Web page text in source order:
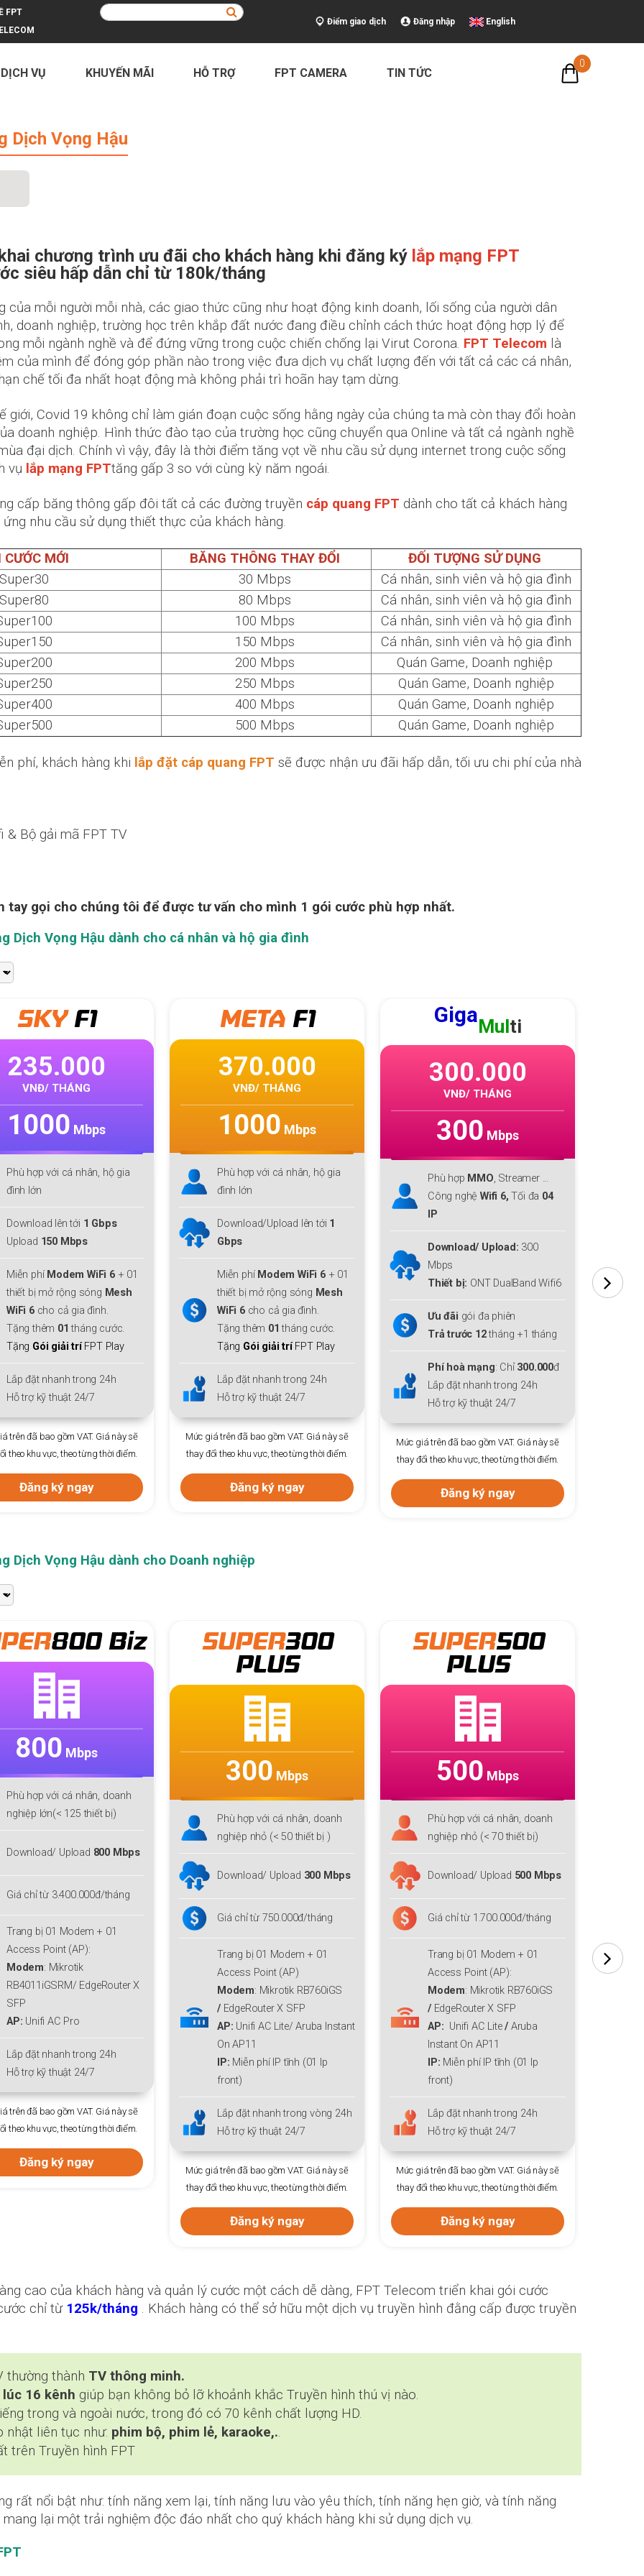
FPT
Điểm giao dịch Đăng nhập English
VỤ KHUYẾN MÃI HỖ TRỢ FPT CAMERA TIN TỨC
0
Dịch Vọng Hậu
chương trình ưu đãi cho khách hàng khi đăng ký lắp mạng FPT
siêu hấp dẫn chỉ từ 180k/tháng
mỗi người mỗi nhà, các giao thức cũng như hoạt động kinh doanh, lối sống của người dân
doanh nghiệp, trường học trên khắp đất nước đang điều chỉnh cách thức hoạt động hợp lý để
mỗi ngành nghề và để đứng vững trong cuộc chiến chống lại Virut Corona. FPT Telecom là
của mình để đóng góp phần nào trong việc đưa dịch vụ chất lượng đến với tất cả các cá nhân,
chế tối đa nhất hoạt động mà không phải trì hoãn hay tạm dừng.
Covid 19 không chỉ làm gián đoạn cuộc sống hằng ngày của chúng ta mà còn thay đổi hoàn
doanh nghiệp. Hình thức đào tạo của trường học cũng chuyển qua Online và tất cả ngành nghề
đại dịch. Chính vì vậy, đây là thời điểm tăng vọt về nhu cầu sử dụng internet trong cuộc sống
vụ lắp mạng FPTtăng gấp 3 so với cùng kỳ năm ngoái.
cấp băng thông gấp đôi tất cả các đường truyền cáp quang FPT dành cho tất cả khách hàng
nhu cầu sử dụng thiết thực của khách hàng.
CƯỚC MỚI BĂNG THÔNG THAY ĐỔI
ĐỐI TƯỢNG SỬ DỤNG
Super30 30 Mbps
Cá nhân, sinh viên và hộ gia đình
Super80 80 Mbps
Cá nhân, sinh viên và hộ gia đình
100 Mbps
Cá nhân, sinh viên và hộ gia đình
150 Mbps
Cá nhân, sinh viên và hộ gia đình
200 Mbps
Quán Game, Doanh nghiệp
250 Mbps
Quán Game, Doanh nghiệp
400 Mbps
Quán Game, Doanh nghiệp
500 Mbps Quán Game, Doanh nghiệp
phí, khách hàng khi lắp đặt cáp quang FPT sẽ được nhận ưu đãi hấp dẫn, tối ưu chi phí của nhà
Bộ gải mã FPT TV
tay gọi cho chúng tôi để được tư vấn cho mình 1 gói cước phù hợp nhất.
Dịch Vọng Hậu dành cho cá nhân và hộ gia đình
METAF1
370.000
VNĐ/ THÁNG
1000 Mbps
Phù hợp với cá nhân, hộ gia
đình lớn
Download/Upload lên tới
Gbps
Miễn phí Modem WiFi 6 + 01
thiết bị mở rộng sóng Mesh
WiFi 6 cho cả gia đình.
Tặng thêm 01tháng cước.
Tặng Gói giải tríFPT Play
Lắp đặt nhanh trong 24h
Hỗ trợ kỹ thuật 24/7
trên đã bao gồm VAT. Giá này sẽ
theo khu vực, theo từng thời điểm.
Đăng ký ngay
GigaMulti
300.000
VNĐ/ THÁNG
300Mbps
Phù hợp MMO , Streamer ...
Công nghệ
Download/ Upload:
Thiết bị:
Ưu đãigói đa phiên
Trả trước 12 tháng +1 tháng
Lắp đặt nhanh trong 24h
Hỗ trợ kỹ thuật 24/7
Mức giá trên đã bao gồm VAT. Giá này sẽ
thay đổi theo khu vực, theo từng thời điểm.
Đăng ký ngay
GIGAF1
220.000
VNĐ/ THÁNG
300 Mbps
Phù hợp với cá nhân, hộ gia
đình lớn
Upload
300 Mbps
Miễn phí
thiết bị mở rộng sóng
WiFi 6 cho cả gia đình.
Tặng thêm01tháng cước.
Lắp đặt nhanh trong 24h
Hỗ trợ kỹ thuật 24/7
Mức giá trên đã bao gồm VAT. Giá này sẽ
thay đổi theo khu vực, theo từng thời điểm.
Đăng ký ngay
Dịch Vọng Hậu dành cho Doanh nghiệp
300
PLUS
300Mbps
Phù hợp với cá nhân, doanh
Trang bị 01 Modem + 01
Access Point (AP)
Modem: Mikrotik RB760iGS
/EdgeRouter X SFP
AP: Unifi AC Lite/ Aruba Instant
IP: Miễn phí IP tĩnh (01 Ip
front)
Lắp đặt nhanh trong vòng 24h
Hỗ trợ kỹ thuật 24/7
trên đã bao gồm VAT. Giá này sẽ
SUPER500
PLUS
500 Mbps
Phù hợp với cá nhân, doanh
nghiệp nhỏ (< 70 thiết bị)
Download/ Upload 500 Mbps
Giá chỉ từ 1.700.000đ/tháng
Trang bị 01 Modem + 01
Access Point (AP):
Modem: Mikrotik RB760iGS
/ EdgeRouter X SFP
AP:Unifi AC Lite /Aruba
Instant On AP11
IP: Miễn phí IP tĩnh (01 Ip
front)
Lắp đặt nhanh trong 24h
Hỗ trợ kỹ thuật 24/7
Mức giá trên đã bao gồm VAT. Giá này sẽ
thay đổi theo khu vực, theo từng thời điểm.
Đăng ký ngay
SUPER600
PLUS
600 Mbps
Phù hợp với doanh nghiệp vừa
(< 100 thiết bị)
Download/ Upload 600 Mbps
Giá chỉ từ 2.800.000đ/tháng
Trang bị 01 Modem + 01
Access Point (AP):
Modem: Mikrotik
RB4011iGSRM/ EdgeRouter X
SFP
AP: Unifi AC Pro
IP: Miễn phí IP tĩnh (01 Ip
front)
Lắp đặt nhanh trong 24h
Hỗ trợ kỹ thuật 24/7
Mức giá trên đã bao gồm VAT. Giá này sẽ
thay đổi theo khu vực, theo từng thời điểm.
Đăng ký ngay
cao của khách hàng và quản lý cước một cách dễ dàng, FPT Telecom triển khai gói cước
chỉ từ 125k/tháng . Khách hàng có thể sở hữu một dịch vụ truyền hình đằng cấp được truyền
thường thành TV thông minh.
16 kênh giúp bạn không bỏ lỡ khoảnh khắc Truyền hình thú vị nào.
trong và ngoài nước, trong đó có 70 kênh chất lượng HD.
nhật liên tục như: phim bộ, phim lẻ, karaoke,..
trên Truyền hình FPT
rất nổi bật như: tính năng xem lại, tính năng lưu vào yêu thích, tính năng hẹn giờ, và tính năng
lại một trải nghiệm độc đáo nhất cho quý khách hàng khi sử dụng dịch vụ.